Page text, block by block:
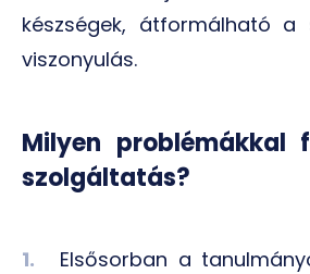
készségek, átformálható a
viszonyulás.
Milyen problémákkal
szolgáltatás?
Elsősorban a